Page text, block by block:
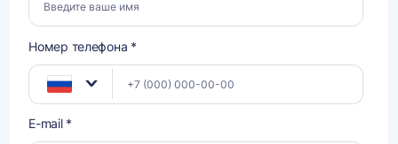
Номер телефона *
E-mail *